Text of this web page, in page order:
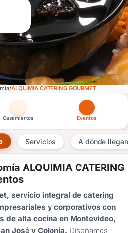
ALQUIMIA CATERING GOURMET
ficha por tipo de festejo
Casamientos Eventos
Servicios A dónde
ALQUIMIA CATERING
servicio integral de catering
y corporativos con
de alta cocina en Montevideo,
José y Colonia. Diseñamos